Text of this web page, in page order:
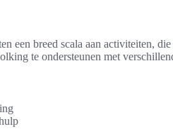
een breed scala aan activiteiten,
te ondersteunen met